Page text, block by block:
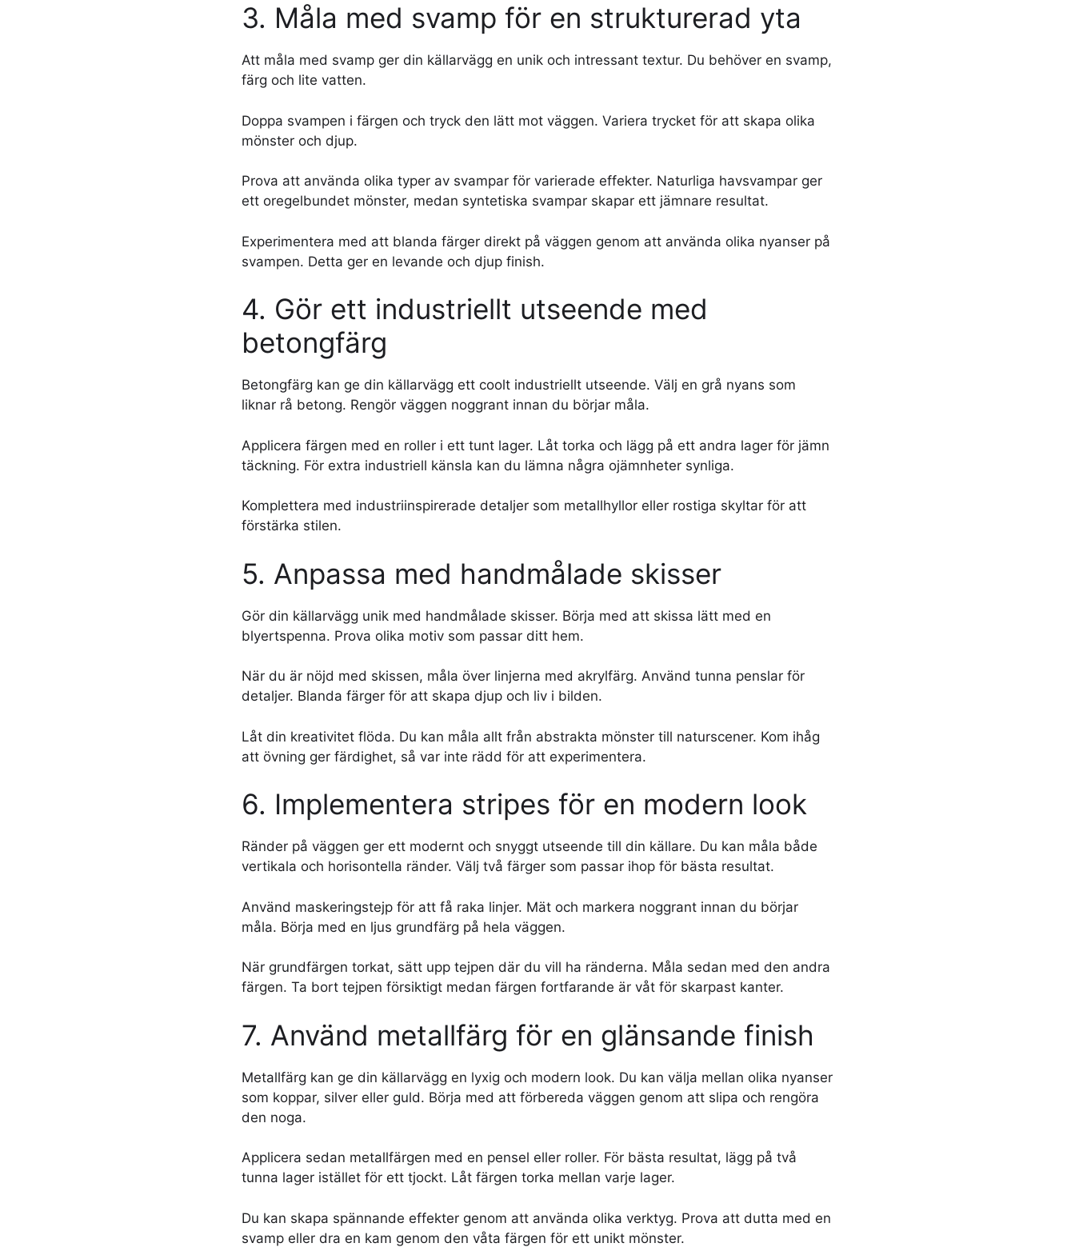
3. Måla med svamp för en strukturerad yta
Att måla med svamp ger din källarvägg en unik och intressant textur. Du behöver en svamp,
färg och lite vatten.
Doppa svampen i färgen och tryck den lätt mot väggen. Variera trycket för att skapa olika
mönster och djup.
Prova att använda olika typer av svampar för varierade effekter. Naturliga havsvampar ger
ett oregelbundet mönster, medan syntetiska svampar skapar ett jämnare resultat.
Experimentera med att blanda färger direkt på väggen genom att använda olika nyanser på
svampen. Detta ger en levande och djup finish.
4. Gör ett industriellt utseende med
betongfärg
Betongfärg kan ge din källarvägg ett coolt industriellt utseende. Välj en grå nyans som
liknar rå betong. Rengör väggen noggrant innan du börjar måla.
Applicera färgen med en roller i ett tunt lager. Låt torka och lägg på ett andra lager för jämn
täckning. För extra industriell känsla kan du lämna några ojämnheter synliga.
Komplettera med industriinspirerade detaljer som metallhyllor eller rostiga skyltar för att
förstärka stilen.
5. Anpassa med handmålade skisser
Gör din källarvägg unik med handmålade skisser. Börja med att skissa lätt med en
blyertspenna. Prova olika motiv som passar ditt hem.
När du är nöjd med skissen, måla över linjerna med akrylfärg. Använd tunna penslar för
detaljer. Blanda färger för att skapa djup och liv i bilden.
Låt din kreativitet flöda. Du kan måla allt från abstrakta mönster till naturscener. Kom ihåg
att övning ger färdighet, så var inte rädd för att experimentera.
6. Implementera stripes för en modern look
Ränder på väggen ger ett modernt och snyggt utseende till din källare. Du kan måla både
vertikala och horisontella ränder. Välj två färger som passar ihop för bästa resultat.
Använd maskeringstejp för att få raka linjer. Mät och markera noggrant innan du börjar
måla. Börja med en ljus grundfärg på hela väggen.
När grundfärgen torkat, sätt upp tejpen där du vill ha ränderna. Måla sedan med den andra
färgen. Ta bort tejpen försiktigt medan färgen fortfarande är våt för skarpast kanter.
7. Använd metallfärg för en glänsande finish
Metallfärg kan ge din källarvägg en lyxig och modern look. Du kan välja mellan olika nyanser
som koppar, silver eller guld. Börja med att förbereda väggen genom att slipa och rengöra
den noga.
Applicera sedan metallfärgen med en pensel eller roller. För bästa resultat, lägg på två
tunna lager istället för ett tjockt. Låt färgen torka mellan varje lager.
Du kan skapa spännande effekter genom att använda olika verktyg. Prova att dutta med en
svamp eller dra en kam genom den våta färgen för ett unikt mönster.